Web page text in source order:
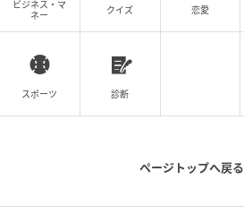
ビジネス・マ
ネー
クイズ 恋愛
スポーツ 診断
ページトップへ戻る